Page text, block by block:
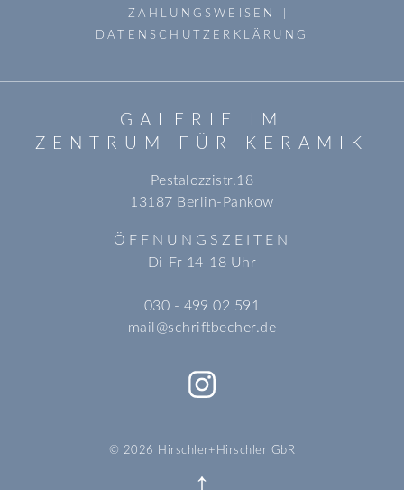
ZAHLUNGSWEISEN
DATENSCHUTZERKLÄRUNG
GALERIE IM
ZENTRUM FÜR KERAMIK
Pestalozzistr.18
13187 Berlin-Pankow
ÖFFNUNGSZEITEN
Di-Fr 14-18 Uhr
030 - 499 02 591
mail@schriftbecher.de
© 2026 Hirschler+Hirschler GbR